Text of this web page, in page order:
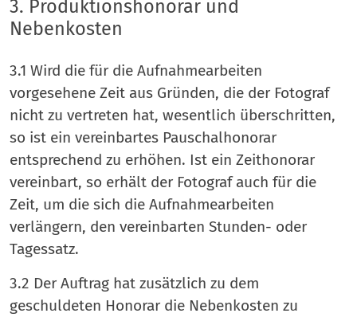
3. Produktionshonorar und
Nebenkosten
3.1 Wird die für die Aufnahmearbeiten
vorgesehene Zeit aus Gründen, die der Fotograf
nicht zu vertreten hat, wesentlich überschritten,
so ist ein vereinbartes Pauschalhonorar
entsprechend zu erhöhen. Ist ein Zeithonorar
vereinbart, so erhält der Fotograf auch für die
Zeit, um die sich die Aufnahmearbeiten
verlängern, den vereinbarten Stunden- oder
Tagessatz.
3.2 Der Auftrag hat zusätzlich zu dem
geschuldeten Honorar die Nebenkosten zu